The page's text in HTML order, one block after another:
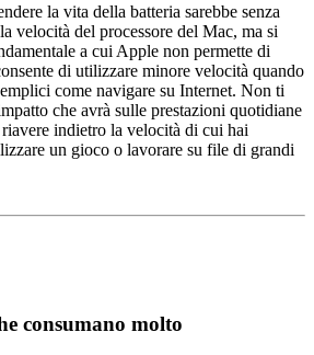
la vita della batteria sarebbe senza
velocità del processore del Mac, ma si
a cui Apple non permette di
di utilizzare minore velocità quando
come navigare su Internet. Non ti
che avrà sulle prestazioni quotidiane
indietro la velocità di cui hai
un gioco o lavorare su file di grandi
consumano molto